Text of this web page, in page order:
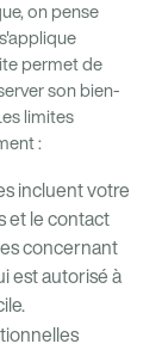
on pense
permet de
son bien-
limites
:
incluent votre
et le contact
concernant
est autorisé à